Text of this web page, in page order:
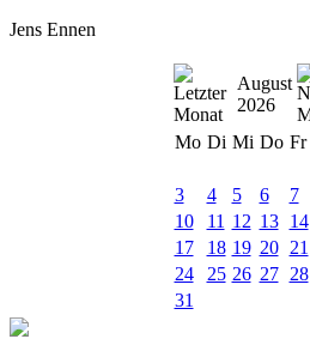
Jens Ennen
August
2026
Mo Di Mi Do Fr
3
4 5 6 7
10
11 12 13 14
17
18 19 20 21
24
25 26 27 28
31